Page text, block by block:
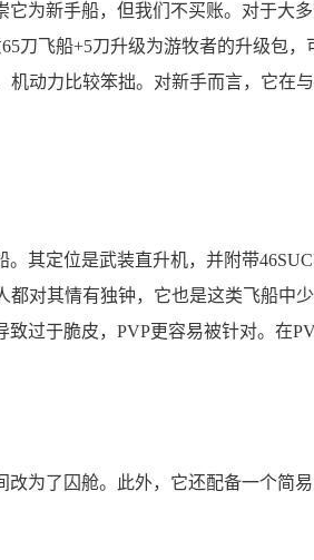
为新手船，但我们不买账。对于大
刀飞船+5刀升级为游牧者的升级包，
机动力比较笨拙。对新手而言，它在
其定位是武装直升机，并附带
对其情有独钟，它也是这类飞船中
过于脆皮，PVP更容易被针对。在
为了囚舱。此外，它还配备一个简